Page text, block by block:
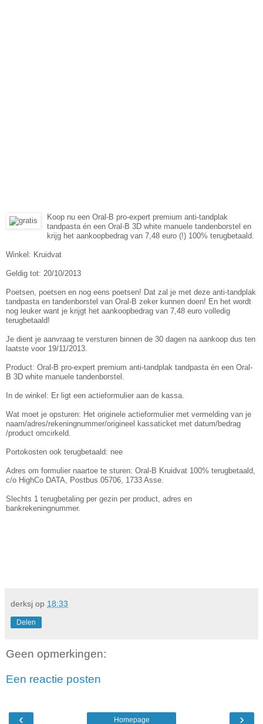
Koop nu een Oral-B pro-expert premium anti-tandplak
tandpasta én een Oral-B 3D white manuele tandenborstel en
krijg het aankoopbedrag van 7,48 euro (!) 100% terugbetaald.
Winkel: Kruidvat
Geldig tot: 20/10/2013
Poetsen, poetsen en nog eens poetsen! Dat zal je met deze anti-tandplak
tandpasta en tandenborstel van Oral-B zeker kunnen doen! En het wordt
nog leuker want je krijgt het aankoopbedrag van 7,48 euro volledig
terugbetaald!
Je dient je aanvraag te versturen binnen de 30 dagen na aankoop dus ten
laatste voor 19/11/2013.
Product: Oral-B pro-expert premium anti-tandplak tandpasta én een Oral-
B 3D white manuele tandenborstel.
In de winkel: Er ligt een actieformulier aan de kassa.
Wat moet je opsturen: Het originele actieformulier met vermelding van je
naam/adres/rekeningnummer/origineel kassaticket met datum/bedrag
/product omcirkeld.
Portokosten ook terugbetaald: nee
Adres om formulier naartoe te sturen: Oral-B Kruidvat 100% terugbetaald,
c/o HighCo DATA, Postbus 05706, 1733 Asse.
Slechts 1 terugbetaling per gezin per product, adres en
bankrekeningnummer.
derksj op 18:33
Delen
Geen opmerkingen:
Een reactie posten
‹ ›
Homepage